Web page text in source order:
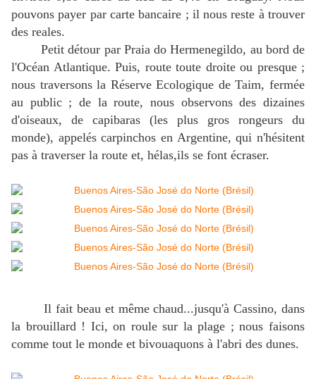
pouvons payer par carte bancaire ; il nous reste à trouver
des reales.
Petit détour par Praia do Hermenegildo, au bord de
l'Océan Atlantique. Puis, route toute droite ou presque ;
nous traversons la Réserve Ecologique de Taim, fermée
au public ; de la route, nous observons des dizaines
d'oiseaux, de capibaras (les plus gros rongeurs du
monde), appelés carpinchos en Argentine, qui n'hésitent
pas à traverser la route et, hélas,ils se font écraser.
Il fait beau et même chaud...jusqu'à Cassino, dans
la brouillard ! Ici, on roule sur la plage ; nous faisons
comme tout le monde et bivouaquons à l'abri des dunes.